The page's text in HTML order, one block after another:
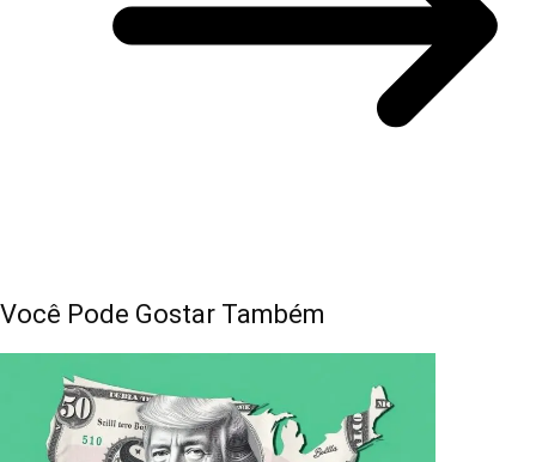
Você Pode Gostar Também